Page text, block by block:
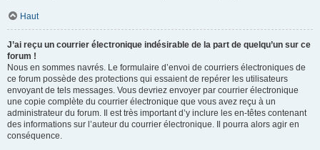
Haut
J’ai reçu un courrier électronique indésirable de la part de quelqu’un sur ce
forum !
Nous en sommes navrés. Le formulaire d’envoi de courriers électroniques de
ce forum possède des protections qui essaient de repérer les utilisateurs
envoyant de tels messages. Vous devriez envoyer par courrier électronique
une copie complète du courrier électronique que vous avez reçu à un
administrateur du forum. Il est très important d’y inclure les en-têtes contenant
des informations sur l’auteur du courrier électronique. Il pourra alors agir en
conséquence.